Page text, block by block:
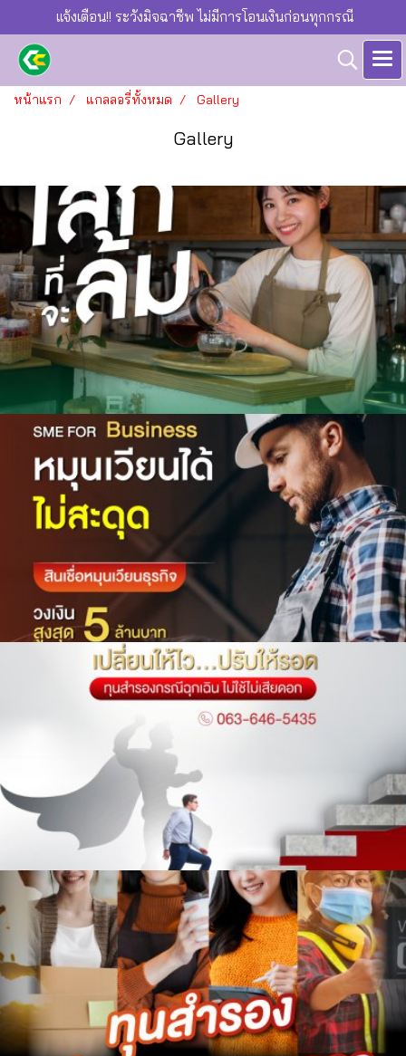
แจ้งเตือน!! ระวังมิจฉาชีพ ไม่มีการโอนเงินก่อนทุกกรณี
หน้าแรก แกลลอรี่ทั้งหมด Gallery
Gallery